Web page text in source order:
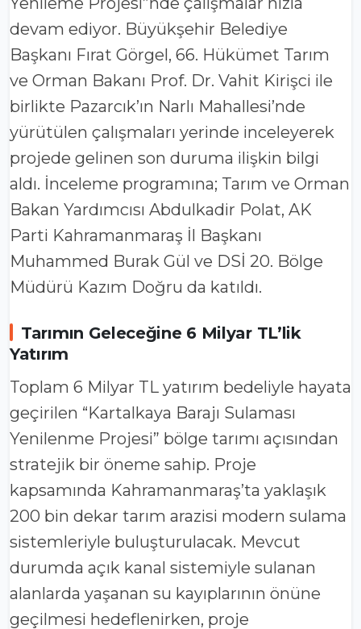
devam ediyor. Büyükşehir Belediye
Başkanı Fırat Görgel, 66. Hükümet Tarım
ve Orman Bakanı Prof. Dr. Vahit Kirişci ile
birlikte Pazarcık’ın Narlı Mahallesi’nde
yürütülen çalışmaları yerinde inceleyerek
projede gelinen son duruma ilişkin bilgi
aldı. İnceleme programına; Tarım ve Orman
Bakan Yardımcısı Abdulkadir Polat, AK
Parti Kahramanmaraş İl Başkanı
Muhammed Burak Gül ve DSİ 20. Bölge
Müdürü Kazım Doğru da katıldı.
Tarımın Geleceğine 6 Milyar TL’lik
Yatırım
Toplam 6 Milyar TL yatırım bedeliyle hayata
geçirilen “Kartalkaya Barajı Sulaması
Yenilenme Projesi” bölge tarımı açısından
stratejik bir öneme sahip. Proje
kapsamında Kahramanmaraş’ta yaklaşık
200 bin dekar tarım arazisi modern sulama
sistemleriyle buluşturulacak. Mevcut
durumda açık kanal sistemiyle sulanan
alanlarda yaşanan su kayıplarının önüne
geçilmesi hedeflenirken, proje